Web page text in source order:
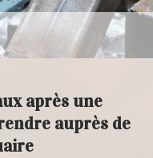
après une
auprès de